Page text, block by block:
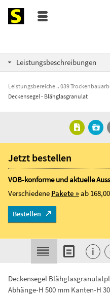
Leistungsbeschreibungen
Leistungsbereiche 039
Deckensegel - Blähglasgranulat
Deckensegel
Abhänge-H 500 mm Kanten-H
Jetzt bestellen
VOB-konforme und aktuelle
Verschiedene Pakete »ab
Bestellen
i